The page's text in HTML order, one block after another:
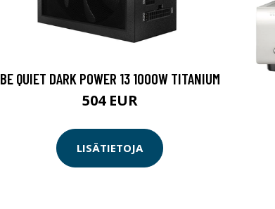
BE QUIET DARK POWER 13 1000W TITANIUM
504 EUR
LISÄTIETOJA